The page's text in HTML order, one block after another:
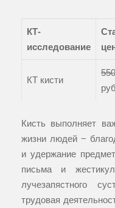
КТ-
исследование
КТ кисти
Кисть выполняет
жизни людей −
и удержание
письма и
лучезапястного
трудовая